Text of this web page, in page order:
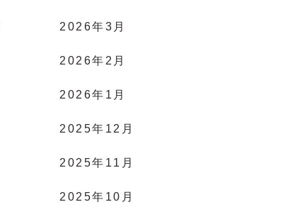
2026年3月
2026年2月
2026年1月
2025年12月
2025年11月
2025年10月